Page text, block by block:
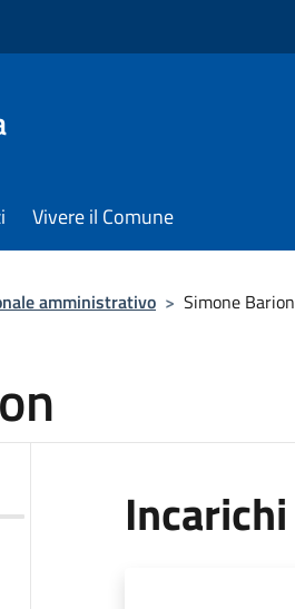
Vivere il Comune
amministrativo > Simone Barion
Incarichi